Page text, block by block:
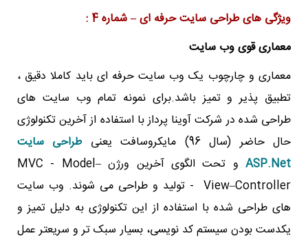
ویژگی های طراحی سایت حرفه ای – شماره 4 :
معماری قوی وب سایت
معماری و چارچوب یک وب سایت حرفه ای باید کاملا دقیق ،
تطبیق پذیر و تمیز باشد.برای نمونه تمام وب سایت های
طراحی شده در شرکت آوینا پرداز با استفاده از آخرین تکنولوژی
حال حاضر (سال 96) مایکروسافت یعنی
طراحی سایت
ASP.Net
و تحت الگوی آخرین ورژن MVC - Model–
View–Controller - تولید و طراحی می شوند. وب سایت
های طراحی شده با استفاده از این تکنولوژی به دلیل تمیز و
یکدست بودن سیستم کد نویسی، بسیار سبک تر و سریعتر عمل